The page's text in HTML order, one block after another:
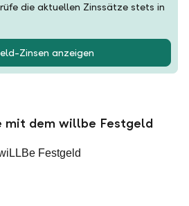
die aktuellen Zinssätze stets in
Zinsen anzeigen
mit dem willbe Festgeld